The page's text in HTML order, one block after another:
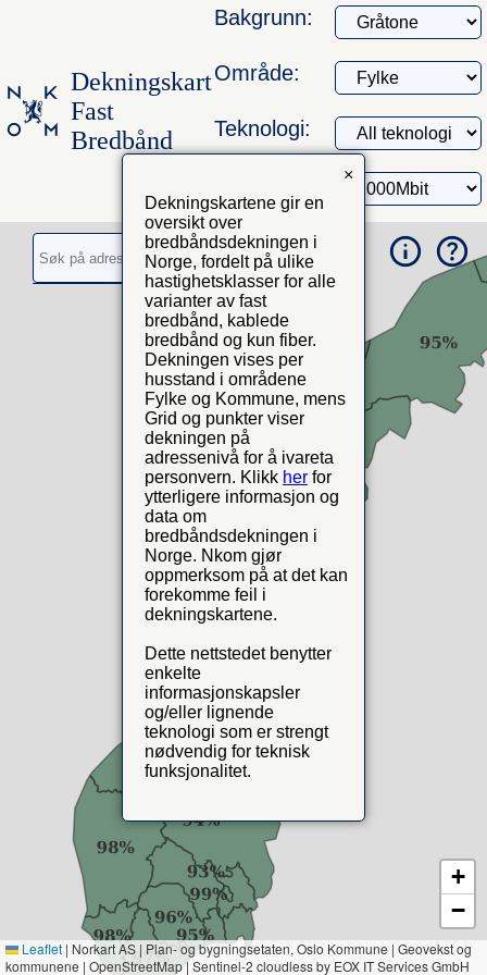
Dekningskart
Fast
Bredbånd
Bakgrunn:
Område:
Teknologi:
+
−
Leaflet | Norkart AS | Plan- og bygningsetaten, Oslo Kommune | Geovekst og
kommunene | OpenStreetMap | Sentinel-2 cloudless by EOX IT Services GmbH
×
Dekningskartene gir en
oversikt over
bredbåndsdekningen i
Norge, fordelt på ulike
hastighetsklasser for alle
varianter av fast
bredbånd, kablede
bredbånd og kun fiber.
Dekningen vises per
husstand i områdene
Fylke og Kommune, mens
Grid og punkter viser
dekningen på
adressenivå for å ivareta
personvern. Klikk her for
ytterligere informasjon og
data om
bredbåndsdekningen i
Norge. Nkom gjør
oppmerksom på at det kan
forekomme feil i
dekningskartene.
Dette nettstedet benytter
enkelte
informasjonskapsler
og/eller lignende
teknologi som er strengt
nødvendig for teknisk
funksjonalitet.